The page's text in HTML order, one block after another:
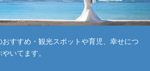
すすめ・観光スポットや育児、幸せにつ
いてます。